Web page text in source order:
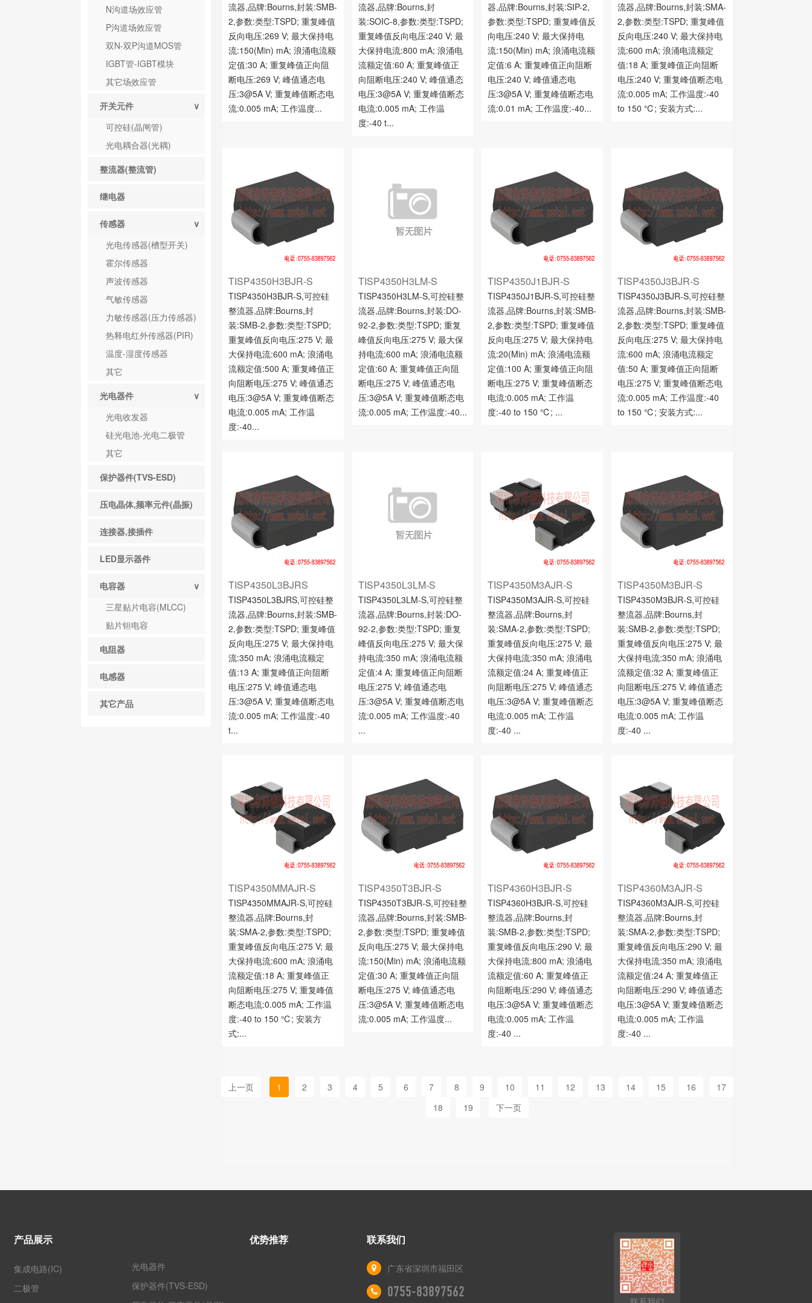
流器,品牌:Bourns,封装:SMB-
2,参数:类型:TSPD; 重复峰值
反向电压:269 V; 最大保持电
流:150(Min) mA; 浪涌电流额
定值:30 A; 重复峰值正向阻
断电压:269 V; 峰值通态电
压:3@5A V; 重复峰值断态电
流:0.005 mA; 工作温度...
流器,品牌:Bourns,封
装:SOIC-8,参数:类型:TSPD;
重复峰值反向电压:240 V; 最
大保持电流:800 mA; 浪涌电
流额定值:60 A; 重复峰值正
向阻断电压:240 V; 峰值通态
电压:3@5A V; 重复峰值断态
电流:0.005 mA; 工作温
度:-40 t...
器,品牌:Bourns,封装:SIP-2,
参数:类型:TSPD; 重复峰值反
向电压:240 V; 最大保持电
流:150(Min) mA; 浪涌电流额
定值:6 A; 重复峰值正向阻断
电压:240 V; 峰值通态电
压:3@5A V; 重复峰值断态电
流:0.01 mA; 工作温度:-40...
流器,品牌:Bourns,封装:SMA-
2,参数:类型:TSPD; 重复峰值
反向电压:240 V; 最大保持电
流:600 mA; 浪涌电流额定
值:18 A; 重复峰值正向阻断
电压:240 V; 重复峰值断态电
流:0.005 mA; 工作温度:-40
to 150 ℃; 安装方式:...
TISP4350H3BJR-S
TISP4350H3BJR-S,可控硅
整流器,品牌:Bourns,封
装:SMB-2,参数:类型:TSPD;
重复峰值反向电压:275 V; 最
大保持电流:600 mA; 浪涌电
流额定值:500 A; 重复峰值正
向阻断电压:275 V; 峰值通态
电压:3@5A V; 重复峰值断态
电流:0.005 mA; 工作温
度:-40...
TISP4350H3LM-S
TISP4350H3LM-S,可控硅整
流器,品牌:Bourns,封装:DO-
92-2,参数:类型:TSPD; 重复
峰值反向电压:275 V; 最大保
持电流:600 mA; 浪涌电流额
定值:60 A; 重复峰值正向阻
断电压:275 V; 峰值通态电
压:3@5A V; 重复峰值断态电
流:0.005 mA; 工作温度:-40...
TISP4350J1BJR-S
TISP4350J1BJR-S,可控硅整
流器,品牌:Bourns,封装:SMB-
2,参数:类型:TSPD; 重复峰值
反向电压:275 V; 最大保持电
流:20(Min) mA; 浪涌电流额
定值:100 A; 重复峰值正向阻
断电压:275 V; 重复峰值断态
电流:0.005 mA; 工作温
度:-40 to 150 ℃; ...
TISP4350J3BJR-S
TISP4350J3BJR-S,可控硅整
流器,品牌:Bourns,封装:SMB-
2,参数:类型:TSPD; 重复峰值
反向电压:275 V; 最大保持电
流:600 mA; 浪涌电流额定
值:50 A; 重复峰值正向阻断
电压:275 V; 重复峰值断态电
流:0.005 mA; 工作温度:-40
to 150 ℃; 安装方式:...
TISP4350L3BJRS
TISP4350L3BJRS,可控硅整
流器,品牌:Bourns,封装:SMB-
2,参数:类型:TSPD; 重复峰值
反向电压:275 V; 最大保持电
流:350 mA; 浪涌电流额定
值:13 A; 重复峰值正向阻断
电压:275 V; 峰值通态电
压:3@5A V; 重复峰值断态电
流:0.005 mA; 工作温度:-40
t...
TISP4350L3LM-S
TISP4350L3LM-S,可控硅整
流器,品牌:Bourns,封装:DO-
92-2,参数:类型:TSPD; 重复
峰值反向电压:275 V; 最大保
持电流:350 mA; 浪涌电流额
定值:4 A; 重复峰值正向阻断
电压:275 V; 峰值通态电
压:3@5A V; 重复峰值断态电
流:0.005 mA; 工作温度:-40
...
TISP4350M3AJR-S
TISP4350M3AJR-S,可控硅
整流器,品牌:Bourns,封
装:SMA-2,参数:类型:TSPD;
重复峰值反向电压:275 V; 最
大保持电流:350 mA; 浪涌电
流额定值:24 A; 重复峰值正
向阻断电压:275 V; 峰值通态
电压:3@5A V; 重复峰值断态
电流:0.005 mA; 工作温
度:-40 ...
TISP4350M3BJR-S
TISP4350M3BJR-S,可控硅
整流器,品牌:Bourns,封
装:SMB-2,参数:类型:TSPD;
重复峰值反向电压:275 V; 最
大保持电流:350 mA; 浪涌电
流额定值:32 A; 重复峰值正
向阻断电压:275 V; 峰值通态
电压:3@5A V; 重复峰值断态
电流:0.005 mA; 工作温
度:-40 ...
TISP4350MMAJR-S
TISP4350MMAJR-S,可控硅
整流器,品牌:Bourns,封
装:SMA-2,参数:类型:TSPD;
重复峰值反向电压:275 V; 最
大保持电流:600 mA; 浪涌电
流额定值:18 A; 重复峰值正
向阻断电压:275 V; 重复峰值
断态电流:0.005 mA; 工作温
度:-40 to 150 ℃; 安装方
式:...
TISP4350T3BJR-S
TISP4350T3BJR-S,可控硅整
流器,品牌:Bourns,封装:SMB-
2,参数:类型:TSPD; 重复峰值
反向电压:275 V; 最大保持电
流:150(Min) mA; 浪涌电流额
定值:30 A; 重复峰值正向阻
断电压:275 V; 峰值通态电
压:3@5A V; 重复峰值断态电
流:0.005 mA; 工作温度...
TISP4360H3BJR-S
TISP4360H3BJR-S,可控硅
整流器,品牌:Bourns,封
装:SMB-2,参数:类型:TSPD;
重复峰值反向电压:290 V; 最
大保持电流:800 mA; 浪涌电
流额定值:60 A; 重复峰值正
向阻断电压:290 V; 峰值通态
电压:3@5A V; 重复峰值断态
电流:0.005 mA; 工作温
度:-40 ...
TISP4360M3AJR-S
TISP4360M3AJR-S,可控硅
整流器,品牌:Bourns,封
装:SMA-2,参数:类型:TSPD;
重复峰值反向电压:290 V; 最
大保持电流:350 mA; 浪涌电
流额定值:24 A; 重复峰值正
向阻断电压:290 V; 峰值通态
电压:3@5A V; 重复峰值断态
电流:0.005 mA; 工作温
度:-40 ...
上一页 1 2 3 4 5 6 7 8 9 10 11 12 13 14 15 16
17
18
19 下一页
N沟道场效应管
P沟道场效应管
双N-双P沟道MOS管
IGBT管-IGBT模块
其它场效应管
开关元件
∨
可控硅(晶闸管)
光电耦合器(光耦)
整流器(整流管)
继电器
传感器
∨
光电传感器(槽型开关)
霍尔传感器
声波传感器
气敏传感器
力敏传感器(压力传感器)
热释电红外传感器(PIR)
温度-湿度传感器
其它
光电器件
∨
光电收发器
硅光电池-光电二极管
其它
保护器件(TVS-ESD)
压电晶体,频率元件(晶振)
连接器,接插件
LED显示器件
电容器
∨
三星贴片电容(MLCC)
贴片钽电容
电阻器
电感器
其它产品
产品展示
集成电路(IC)
二极管
光电器件
保护器件(TVS-ESD)
优势推荐 联系我们
广东省深圳市福田区
0755-83897562